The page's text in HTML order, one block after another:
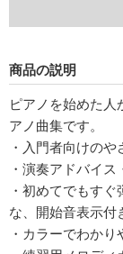
商品の説明
ピアノを始めた人
アノ曲集です。
・入門者向けの
・演奏アドバイ
・初めてでもす
な、開始音表示付
・カラーでわかり